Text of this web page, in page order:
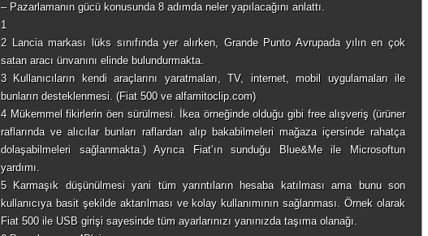
– Pazarlamanın gücü konusunda 8 adımda neler yapılacağını anlattı.
1
2 Lancia markası lüks sınıfında yer alırken, Grande Punto Avrupada yılın en çok
satan aracı ünvanını elinde bulundurmakta.
3 Kullanıcıların kendi araçlarını yaratmaları, TV, internet, mobil uygulamaları ile
bunların desteklenmesi. (Fiat 500 ve alfamitoclip.com)
4 Mükemmel fikirlerin öen sürülmesi. İkea örneğinde olduğu gibi free alışveriş (ürüner
raflarında ve alıcılar bunları raflardan alıp bakabilmeleri mağaza içersinde rahatça
dolaşabilmeleri sağlanmakta.) Ayrıca Fiat’ın sunduğu Blue&Me ile Microsoftun
yardımı.
5 Karmaşık düşünülmesi yani tüm yarıntıların hesaba katılması ama bunu son
kullanıcıya basit şekilde aktarılması ve kolay kullanımının sağlanması. Örnek olarak
Fiat 500 ile USB girişi sayesinde tüm ayarlarınızı yanınızda taşıma olanağı.